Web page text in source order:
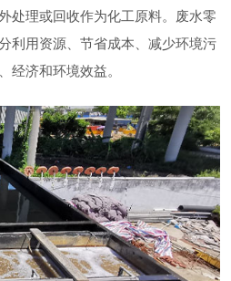
处理或回收作为化工原料。废水零
利用资源、节省成本、减少环境污
经济和环境效益。